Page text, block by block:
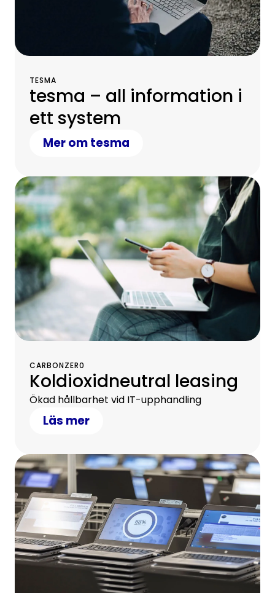
TESMA
tesma – all information i
ett system
Mer om tesma
CARBONZER0
Koldioxidneutral leasing
Ökad hållbarhet vid IT-upphandling
Läs mer